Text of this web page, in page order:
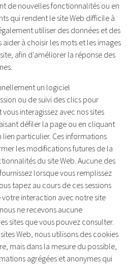
de nouvelles fonctionnalités ou en
qui rendent le site Web difficile à
utiliser des données et des
à choisir les mots et les images
afin d'améliorer la réponse des
un logiciel
ou de suivi des clics pour
interagissez avec nos sites
défiler la page ou en cliquant
lien particulier. Ces informations
les modifications futures de la
du site Web. Aucune des
lorsque vous remplissez
tapez au cours de ces sessions
votre interaction avec notre site
ne recevons aucune
sites que vous pouvez consulter.
Web, nous utilisons des cookies
mais dans la mesure du possible,
agrégées et anonymes qui